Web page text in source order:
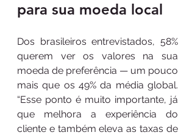
para sua moeda local
Dos brasileiros entrevistados, 58%
querem ver os valores na sua
moeda de preferência — um pouco
mais que os 49% da média global.
“Esse ponto é muito importante, já
que melhora a experiência do
cliente e também eleva as taxas de